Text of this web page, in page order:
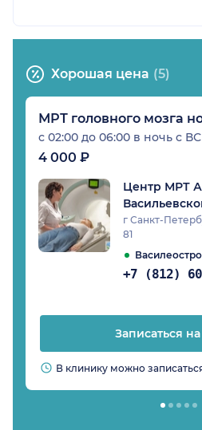
Хорошая цена (5)
МРТ головного мозга
с 02:00 до 06:00 в ночь с
4 000 ₽
Центр МРТ
г Санкт-
81
Записаться
В клинику можно